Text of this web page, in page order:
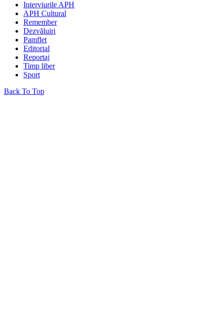
Interviurile APH
APH Cultural
Remember
Dezvăluiri
Pamflet
Editorial
Reportaj
Timp liber
Sport
Back To Top